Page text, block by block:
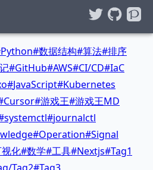
Python#数据结构#算法#排序
#GitHub#AWS#CI/CD#IaC
#JavaScript#Kubernetes
Cursor#游戏王#游戏王MD
systemctl#journalctl
#Operation#Signal
化#数学#工具#Nextjs#Tag1